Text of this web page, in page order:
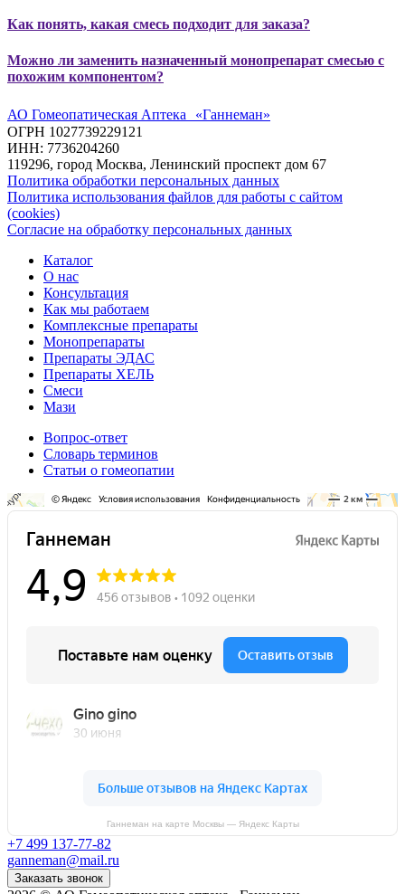
Как понять, какая смесь подходит для заказа?
Можно ли заменить назначенный монопрепарат смесью с
похожим компонентом?
АО Гомеопатическая Аптека «Ганнеман»
ОГРН 1027739229121
ИНН: 7736204260
119296, город Москва, Ленинский проспект дом 67
Политика обработки персональных данных
Политика использования файлов для работы с сайтом
(cookies)
Согласие на обработку персональных данных
Каталог
О нас
Консультация
Как мы работаем
Комплексные препараты
Монопрепараты
Препараты ЭДАС
Препараты ХЕЛЬ
Смеси
Мази
Вопрос-ответ
Словарь терминов
Статьи о гомеопатии
Ганнеман на карте Москвы — Яндекс Карты
+7 499 137-77-82
ganneman@mail.ru
Заказать звонок